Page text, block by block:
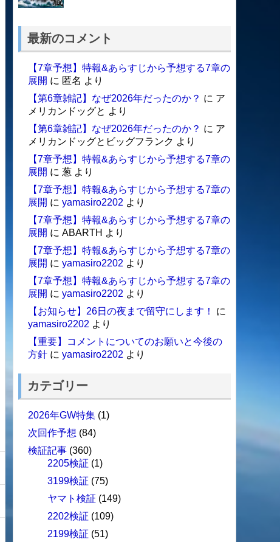
最新のコメント
【7章予想】特報&あらすじから予想する7章の
展開 に 匿名 より
【第6章雑記】なぜ2026年だったのか？ に ア
メリカンドッグと より
【第6章雑記】なぜ2026年だったのか？ に ア
メリカンドッグとビッグフランク より
【7章予想】特報&あらすじから予想する7章の
展開 に 葱 より
【7章予想】特報&あらすじから予想する7章の
展開 に yamasiro2202 より
【7章予想】特報&あらすじから予想する7章の
展開 に ABARTH より
【7章予想】特報&あらすじから予想する7章の
展開 に yamasiro2202 より
【7章予想】特報&あらすじから予想する7章の
展開 に yamasiro2202 より
【お知らせ】26日の夜まで留守にします！
に
yamasiro2202 より
【重要】コメントについてのお願いと今後の
方針 に yamasiro2202 より
カテゴリー
2026年GW特集 (1)
次回作予想 (84)
検証記事 (360)
2205検証 (1)
3199検証 (75)
ヤマト検証 (149)
2202検証 (109)
2199検証 (51)